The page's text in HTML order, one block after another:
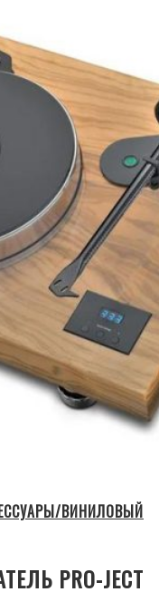
ВИНИЛОВЫЙ
PRO-JECT